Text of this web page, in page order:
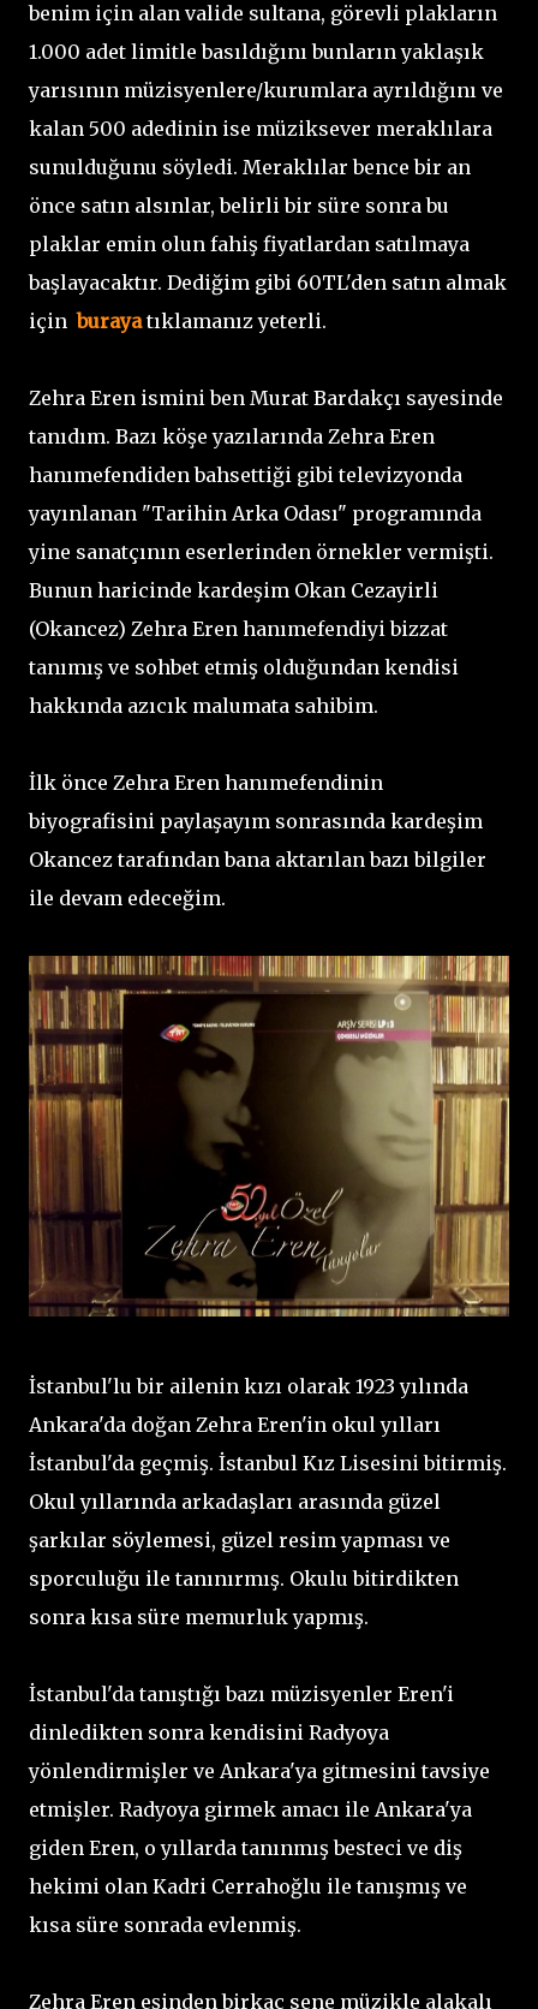
benim için alan valide sultana, görevli plakların
1.000 adet limitle basıldığını bunların yaklaşık
yarısının müzisyenlere/kurumlara ayrıldığını ve
kalan 500 adedinin ise müziksever meraklılara
sunulduğunu söyledi. Meraklılar bence bir an
önce satın alsınlar, belirli bir süre sonra bu
plaklar emin olun fahiş fiyatlardan satılmaya
başlayacaktır. Dediğim gibi 60TL'den satın almak
içinburayatıklamanız yeterli.
Zehra Eren ismini ben Murat Bardakçı sayesinde
tanıdım. Bazı köşe yazılarında Zehra Eren
hanımefendiden bahsettiği gibi televizyonda
yayınlanan "Tarihin Arka Odası" programında
yine sanatçının eserlerinden örnekler vermişti.
Bunun haricinde kardeşim Okan Cezayirli
(Okancez) Zehra Eren hanımefendiyi bizzat
tanımış ve sohbet etmiş olduğundan kendisi
hakkında azıcık malumata sahibim.
İlk önce Zehra Eren hanımefendinin
biyografisini paylaşayım sonrasında kardeşim
Okancez tarafından bana aktarılan bazı bilgiler
ile devam edeceğim.
İstanbul'lu bir ailenin kızı olarak 1923 yılında
Ankara'da doğan Zehra Eren'in okul yılları
İstanbul'da geçmiş. İstanbul Kız Lisesini bitirmiş.
Okul yıllarında arkadaşları arasında güzel
şarkılar söylemesi, güzel resim yapması ve
sporculuğu ile tanınırmış. Okulu bitirdikten
sonra kısa süre memurluk yapmış.
İstanbul'da tanıştığı bazı müzisyenler Eren'i
dinledikten sonra kendisini Radyoya
yönlendirmişler ve Ankara'ya gitmesini tavsiye
etmişler. Radyoya girmek amacı ile Ankara'ya
giden Eren, o yıllarda tanınmış besteci ve diş
hekimi olan Kadri Cerrahoğlu ile tanışmış ve
kısa süre sonrada evlenmiş.
Zehra Eren eşinden birkaç sene müzikle alakalı